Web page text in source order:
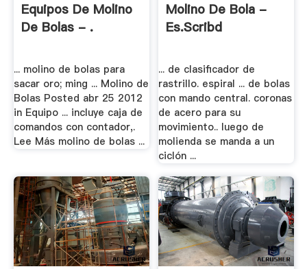
Equipos De Molino
De Bolas - .
... molino de bolas para
sacar oro; ming ... Molino de
Bolas Posted abr 25 2012
in Equipo ... incluye caja de
comandos con contador,.
Lee Más molino de bolas ...
Molino De Bola -
Es.scribd
... de clasificador de
rastrillo. espiral ... de bolas
con mando central. coronas
de acero para su
movimiento.. luego de
molienda se manda a un
ciclón ...